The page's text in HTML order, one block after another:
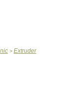
> Extruder